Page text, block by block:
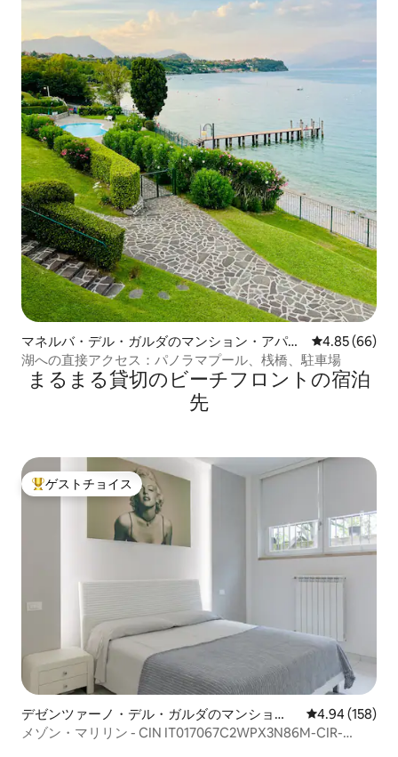
マネルバ・デル・ガルダのマンション・アパー
ト
レビュー66
4.85 (66)
湖への直接アクセス：パノラマプール、桟橋、駐車場
まるまる貸切のビーチフロントの宿泊
先
大好評のゲストチョイスです。
ゲストチョイス
デゼンツァーノ・デル・ガルダのマンショ
ン・アパート
レビュー158
4.94 (158)
メゾン・マリリン - CIN IT017067C2WPX3N86M-CIR-